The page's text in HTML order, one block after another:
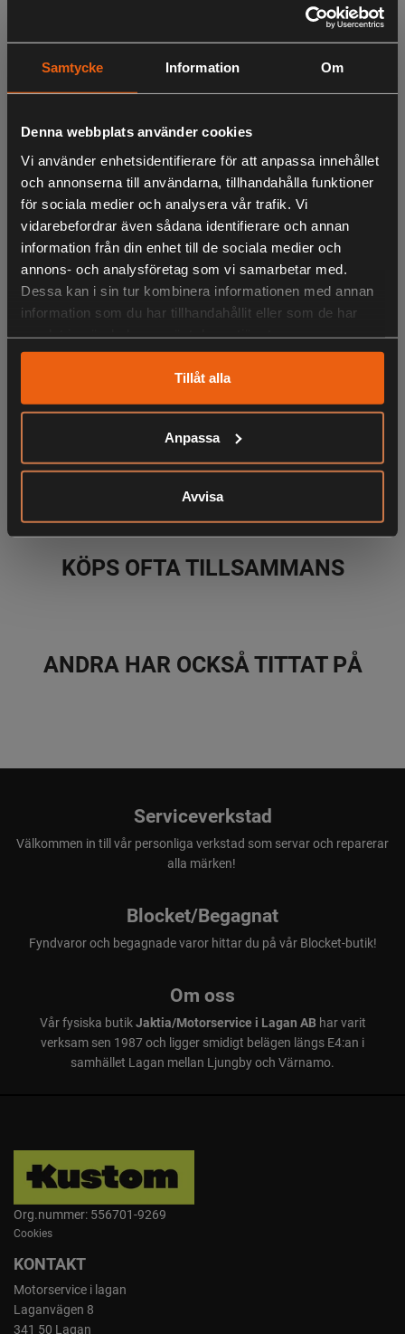
Samtycke Information Om
Denna webbplats använder cookies
Vi använder enhetsidentifierare för att anpassa innehållet
och annonserna till användarna, tillhandahålla funktioner
för sociala medier och analysera vår trafik. Vi
vidarebefordrar även sådana identifierare och annan
information från din enhet till de sociala medier och
annons- och analysföretag som vi samarbetar med.
Dessa kan i sin tur kombinera informationen med annan
information som du har tillhandahållit eller som de har
Tillåt alla
Anpassa
Avvisa
Du kommer att älska den nya CL Companion. Dessa
av varje observation.
Förbättrad optik med 10x förstoring ger dig närmare
naturen. Med större okular som ger bättre eyebox vilket
förbättrar för den som andvänder glasögon. Nya remfästen
som EL modellerna har där remmen följer med runt när
kikaren vrids. Den ergonomiska konstruktionen gör den
mycket behaglig att hålla i och dessa kompakta, lätta
kikare (500 g) gör dem till en utmärkt kompis som ger dig
unika upplevelser när du är på resande fot.
- Större okular ger större eyebox (lättare för andvändning av
glasögon).
- 360° roterande bärrem underlättar fältanvändningen.
- Bajonettfattning till remmen gör att man kan enkelt växla
mellan rem och bärsele.
- Bättre ergonomi behagligare att hålla i.
- Swaroclean® behandling som gör linserna mycket tåliga
mot smuts, fingeravtryck, samt vattendroppar.
Väska.
LIKNANDE PRODUKTER
KÖPS OFTA TILLSAMMANS
ANDRA HAR OCKSÅ TITTAT PÅ
Serviceverkstad
Välkommen in till vår personliga verkstad som servar och reparerar
alla märken!
Blocket/Begagnat
Fyndvaror och begagnade varor hittar du på vår Blocket-butik!
Om oss
Vår fysiska butikJaktia/Motorservice i Lagan ABhar varit
verksam sen 1987 och ligger smidigt belägen längs E4:an i
samhället Lagan mellan Ljungby och Värnamo.
Org.nummer: 556701-9269
Cookies
KONTAKT
Motorservice i lagan
Laganvägen 8
341 50 Lagan